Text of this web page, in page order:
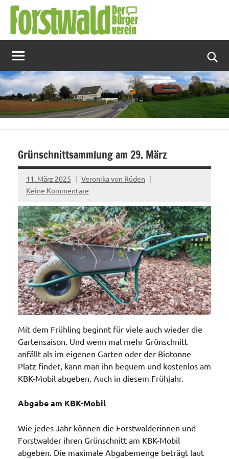
Zum
Inhalt
springen
Grünschnittsammlung am 29. März
11. März 2025
Veronika von Rüden
Keine Kommentare
Mit dem Frühling beginnt für viele auch wieder die
Gartensaison. Und wenn mal mehr Grünschnitt
anfällt als im eigenen Garten oder der Biotonne
Platz findet, kann man ihn bequem und kostenlos am
KBK-Mobil abgeben. Auch in diesem Frühjahr.
Abgabe am KBK-Mobil
Wie jedes Jahr können die Forstwalderinnen und
Forstwalder ihren Grünschnitt am KBK-Mobil
abgeben. Die maximale Abgabemenge beträgt laut